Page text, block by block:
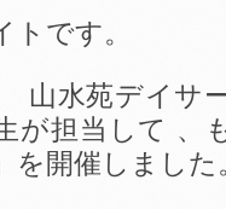
トです。
山水苑デイサ
が担当して 、
を開催しました